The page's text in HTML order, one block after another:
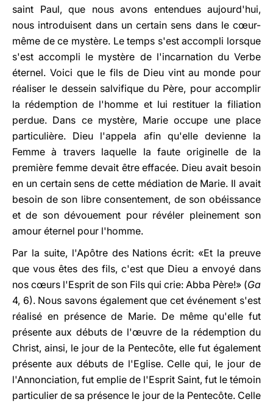
saint Paul, que nous avons entendues aujourd'hui,
nous introduisent dans un certain sens dans le cœur-
même de ce mystère. Le temps s'est accompli lorsque
s'est accompli le mystère de l'incarnation du Verbe
éternel. Voici que le fils de Dieu vint au monde pour
réaliser le dessein salvifique du Père, pour accomplir
la rédemption de l'homme et lui restituer la filiation
perdue. Dans ce mystère, Marie occupe une place
particulière. Dieu l'appela afin qu'elle devienne la
Femme à travers laquelle la faute originelle de la
première femme devait être effacée. Dieu avait besoin
en un certain sens de cette médiation de Marie. Il avait
besoin de son libre consentement, de son obéissance
et de son dévouement pour révéler pleinement son
amour éternel pour l'homme.
Par la suite, l'Apôtre des Nations écrit: «Et la preuve
que vous êtes des fils, c'est que Dieu a envoyé dans
nos cœurs l'Esprit de son Fils qui crie: Abba Père!» (Ga
4, 6). Nous savons également que cet événement s'est
réalisé en présence de Marie. De même qu'elle fut
présente aux débuts de l'œuvre de la rédemption du
Christ, ainsi, le jour de la Pentecôte, elle fut également
présente aux débuts de l'Eglise. Celle qui, le jour de
l'Annonciation, fut emplie de l'Esprit Saint, fut le témoin
particulier de sa présence le jour de la Pentecôte. Celle